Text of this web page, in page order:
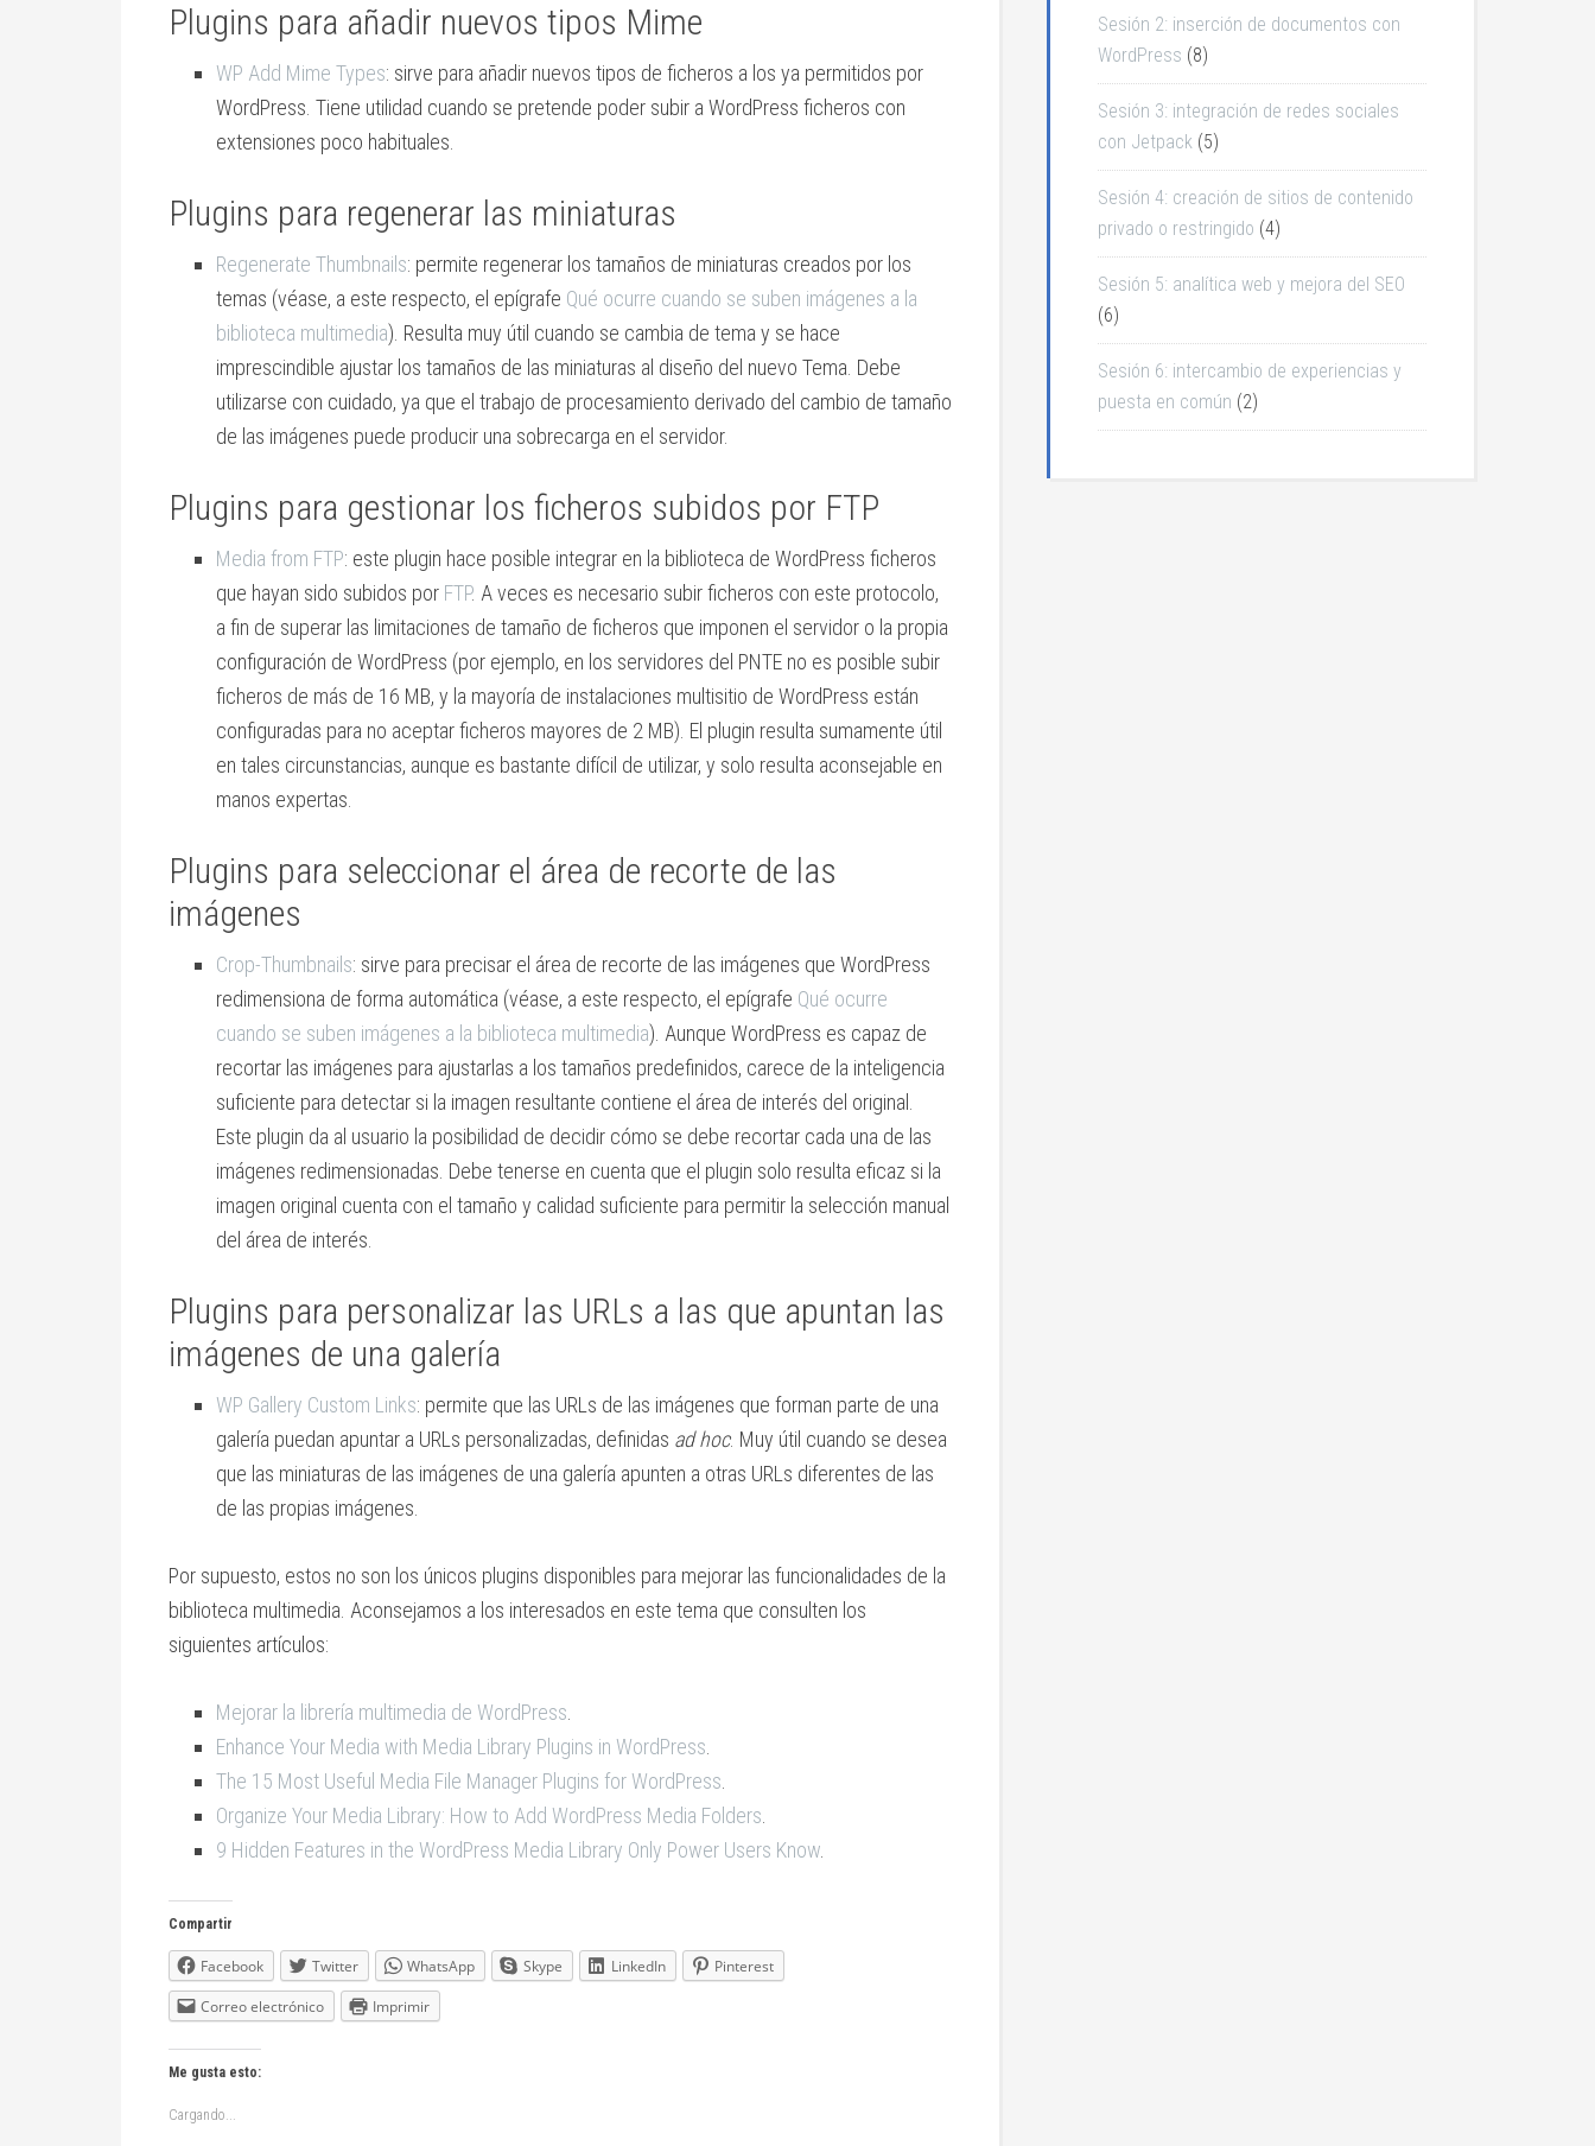
Plugins para añadir nuevos tipos Mime
WP Add Mime Types: sirve para añadir nuevos tipos de ficheros a los ya permitidos por
WordPress. Tiene utilidad cuando se pretende poder subir a WordPress ficheros con
extensiones poco habituales.
Plugins para regenerar las miniaturas
Regenerate Thumbnails: permite regenerar los tamaños de miniaturas creados por los
temas (véase, a este respecto, el epígrafe Qué ocurre cuando se suben imágenes a la
biblioteca multimedia). Resulta muy útil cuando se cambia de tema y se hace
imprescindible ajustar los tamaños de las miniaturas al diseño del nuevo Tema. Debe
utilizarse con cuidado, ya que el trabajo de procesamiento derivado del cambio de tamaño
de las imágenes puede producir una sobrecarga en el servidor.
Plugins para gestionar los ficheros subidos por FTP
Media from FTP: este plugin hace posible integrar en la biblioteca de WordPress ficheros
que hayan sido subidos por FTP. A veces es necesario subir ficheros con este protocolo,
a fin de superar las limitaciones de tamaño de ficheros que imponen el servidor o la propia
configuración de WordPress (por ejemplo, en los servidores del PNTE no es posible subir
ficheros de más de 16 MB, y la mayoría de instalaciones multisitio de WordPress están
configuradas para no aceptar ficheros mayores de 2 MB). El plugin resulta sumamente útil
en tales circunstancias, aunque es bastante difícil de utilizar, y solo resulta aconsejable en
manos expertas.
Plugins para seleccionar el área de recorte de las
imágenes
Crop-Thumbnails: sirve para precisar el área de recorte de las imágenes que WordPress
redimensiona de forma automática (véase, a este respecto, el epígrafe Qué ocurre
cuando se suben imágenes a la biblioteca multimedia). Aunque WordPress es capaz de
recortar las imágenes para ajustarlas a los tamaños predefinidos, carece de la inteligencia
suficiente para detectar si la imagen resultante contiene el área de interés del original.
Este plugin da al usuario la posibilidad de decidir cómo se debe recortar cada una de las
imágenes redimensionadas. Debe tenerse en cuenta que el plugin solo resulta eficaz si la
imagen original cuenta con el tamaño y calidad suficiente para permitir la selección manual
del área de interés.
Plugins para personalizar las URLs a las que apuntan las
imágenes de una galería
WP Gallery Custom Links: permite que las URLs de las imágenes que forman parte de una
galería puedan apuntar a URLs personalizadas, definidas ad hoc. Muy útil cuando se desea
que las miniaturas de las imágenes de una galería apunten a otras URLs diferentes de las
de las propias imágenes.
Por supuesto, estos no son los únicos plugins disponibles para mejorar las funcionalidades de la
biblioteca multimedia. Aconsejamos a los interesados en este tema que consulten los
siguientes artículos:
Mejorar la librería multimedia de WordPress
Enhance Your Media with Media Library Plugins in WordPress
The 15 Most Useful Media File Manager Plugins for WordPress
Organize Your Media Library: How to Add WordPress Media Folders
9 Hidden Features in the WordPress Media Library Only Power Users Know
Compartir
Facebook Twitter WhatsApp Skype LinkedIn
Pinterest
Correo electrónico
Imprimir
Me gusta esto:
Cargando...
Sesión 2: inserción de documentos con
WordPress (8)
Sesión 3: integración de redes sociales
con Jetpack (5)
Sesión 4: creación de sitios de contenido
privado o restringido (4)
Sesión 5: analítica web y mejora del SEO
(6)
Sesión 6: intercambio de experiencias y
puesta en común (2)